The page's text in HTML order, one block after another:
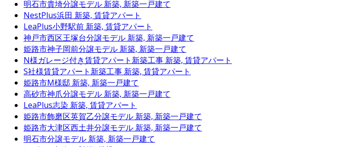
明石市貴埼分譲モデル 新築, 新築一戸建て
NestPlus浜田 新築, 賃貸アパート
LeaPlus小野駅前 新築, 賃貸アパート
神戸市西区王塚台分譲モデル 新築, 新築一戸建て
姫路市神子岡前分譲モデル 新築, 新築一戸建て
N様ガレージ付き賃貸アパート新築工事 新築, 賃貸アパート
S社様賃貸アパート新築工事 新築, 賃貸アパート
姫路市M様邸 新築, 新築一戸建て
高砂市神爪分譲モデル 新築, 新築一戸建て
LeaPlus志染 新築, 賃貸アパート
姫路市飾磨区英賀乙分譲モデル 新築, 新築一戸建て
姫路市大津区西土井分譲モデル 新築, 新築一戸建て
明石市分譲モデル 新築, 新築一戸建て